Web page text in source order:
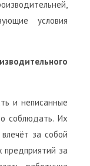
условия
и неписанные
соблюдать. Их
за собой
предприятий за